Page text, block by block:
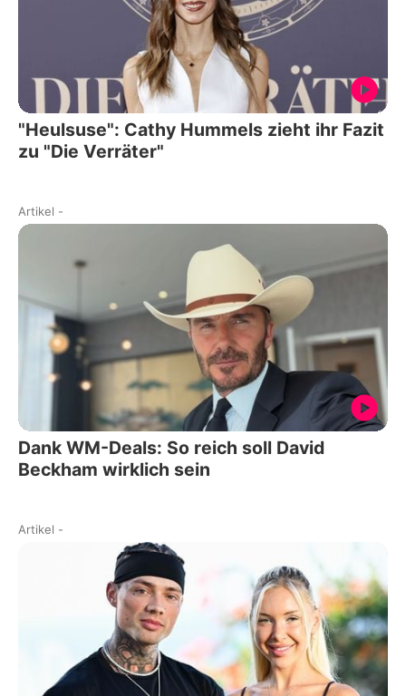
"Heulsuse": Cathy Hummels zieht ihr Fazit
zu "Die Verräter"
Artikel -
Dank WM-Deals: So reich soll David
Beckham wirklich sein
Artikel -